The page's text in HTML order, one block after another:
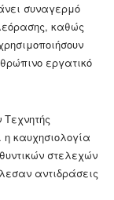
συναγερμό
καθώς
εργατικό
Τεχνητής
η καυχησιολογία
στελεχών
αντιδράσεις